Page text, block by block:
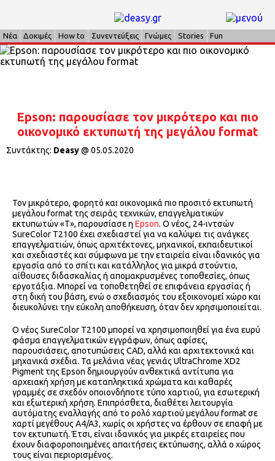
Νέα Δοκιμές How to Συνεντεύξεις Γνώμες Stories Fun
Epson: παρουσίασε τον μικρότερο και πιο
οικονομικό εκτυπωτή της μεγάλου format
Συντάκτης: Deasy@ 05.05.2020
Τον μικρότερο, φορητό και οικονομικά πιο προσιτό εκτυπωτή
μεγάλου format της σειράς τεχνικών, επαγγελματικών
εκτυπωτών «Τ», παρουσίασε η Epson. Ο νέος, 24-ιντσών
SureColor T2100 έχει σχεδιαστεί για να καλύψει τις ανάγκες
επαγγελματιών, όπως αρχιτέκτονες, μηχανικοί, εκπαιδευτικοί
και σχεδιαστές και σύμφωνα με την εταιρεία είναι ιδανικός για
εργασία από το σπίτι και κατάλληλος για μικρά στούντιο,
αίθουσες διδασκαλίας ή απομακρυσμένες τοποθεσίες, όπως
εργοτάξια. Μπορεί να τοποθετηθεί σε επιφάνεια εργασίας ή
στη δική του βάση, ενώ ο σχεδιασμός του εξοικονομεί χώρο και
διευκολύνει την εύκολη αποθήκευση, όταν δεν χρησιμοποιείται.
Ο νέος SureColor T2100 μπορεί να χρησιμοποιηθεί για ένα ευρύ
φάσμα επαγγελματικών εγγράφων, όπως αφίσες,
παρουσιάσεις, αποτυπώσεις CAD, αλλά και αρχιτεκτονικά και
μηχανικά σχέδια. Τα μελάνια νέας γενιάς UltraChrome XD2
Pigment της Epson δημιουργούν ανθεκτικά αντίτυπα για
αρχειακή χρήση με καταπληκτικά χρώματα και καθαρές
γραμμές σε σχεδόν οποιονδήποτε τύπο χαρτιού, για εσωτερική
και εξωτερική χρήση. Επιπρόσθετα, διαθέτει λειτουργία
αυτόματης εναλλαγής από το ρολό χαρτιού μεγάλου format σε
χαρτί μεγέθους A4/A3, χωρίς οι χρήστες να έρθουν σε επαφή με
τον εκτυπωτή. Έτσι, είναι ιδανικός για μικρές εταιρείες που
έχουν διαφοροποιημένες απαιτήσεις εκτύπωσης, αλλά ο χώρος
τους είναι περιορισμένος.